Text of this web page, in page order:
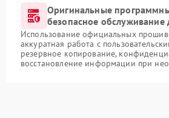
Оригинальные
безопасное обслуживание
Использование официальных
аккуратная работа с
резервное копирование,
восстановление информации при